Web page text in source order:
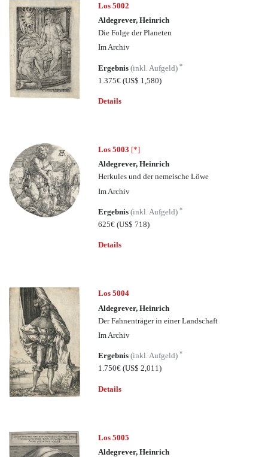
Los 5002
Aldegrever, Heinrich
Die Folge der Planeten
Im Archiv
Ergebnis(inkl. Aufgeld)*
1.375€(US$ 1,580)
Details
Los 5003 [*]
Aldegrever, Heinrich
Herkules und der nemeische Löwe
Im Archiv
Ergebnis(inkl. Aufgeld)*
625€(US$ 718)
Details
Los 5004
Aldegrever, Heinrich
Der Fahnenträger in einer Landschaft
Im Archiv
Ergebnis(inkl. Aufgeld)*
1.750€(US$ 2,011)
Details
Los 5005
Aldegrever, Heinrich